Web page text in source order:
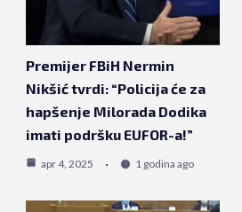
Premijer FBiH Nermin
Nikšić tvrdi: “Policija će za
hapšenje Milorada Dodika
imati podršku EUFOR-a!”
apr 4, 2025 1 godina ago